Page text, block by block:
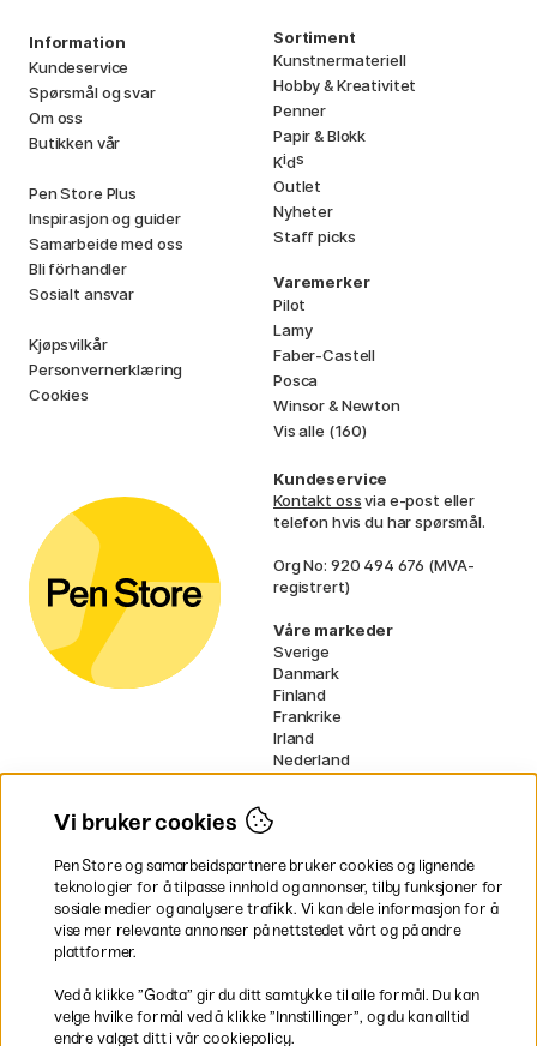
Information
Kundeservice
Spørsmål og svar
Om oss
Butikken vår
Pen Store Plus
Inspirasjon og guider
Samarbeide med oss
Bli förhandler
Sosialt ansvar
Kjøpsvilkår
Personvernerklæring
Cookies
Sortiment
Kunstnermateriell
Hobby & Kreativitet
Penner
Papir & Blokk
Kids
Outlet
Nyheter
Staff picks
Varemerker
Pilot
Lamy
Faber-Castell
Posca
Winsor & Newton
Vis alle (160)
Kundeservice
Kontakt ossvia e-post eller
telefon hvis du har spørsmål.
Org No: 920 494 676 (MVA-
registrert)
Våre markeder
Sverige
Danmark
Finland
Frankrike
Irland
Nederland
Tyskland
* Spesifikkefraktvilkårgjelder for
voluminøse varer.
Vi bruker cookies
Pen Store og samarbeidspartnere bruker cookies og lignende
teknologier for å tilpasse innhold og annonser, tilby funksjoner for
sosiale medier og analysere trafikk. Vi kan dele informasjon for å
vise mer relevante annonser på nettstedet vårt og på andre
plattformer.
Ved å klikke ”Godta” gir du ditt samtykke til alle formål. Du kan
velge hvilke formål ved å klikke ”Innstillinger”, og du kan alltid
endre valget ditt i vår cookiepolicy.